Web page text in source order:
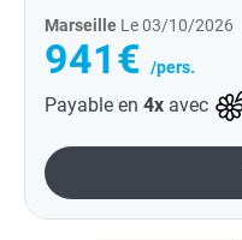
Marseille Le 03/10/2026
941€ /pers.
Payable en 4x avec